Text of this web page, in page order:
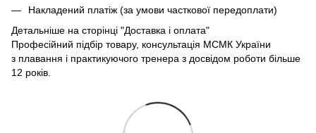
Накладений платіж (за умови часткової передоплати)
Детальніше на сторінці "Доставка і оплата"
Професійний підбір товару, консультація МСМК України
з плавання і практикуючого тренера з досвідом роботи більше
12 років.